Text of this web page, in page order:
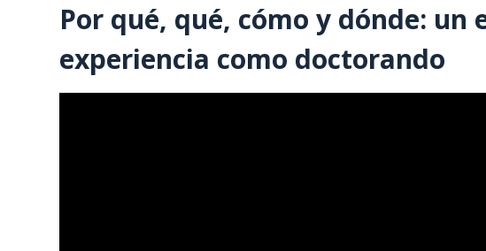
Por qué, qué, cómo y dónde: un
experiencia como doctorando